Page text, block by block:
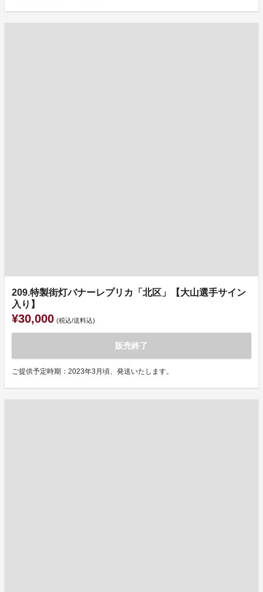
209.特製街灯バナーレプリカ「北区」【大山選手サイン
入り】
¥30,000 (税込/送料込)
販売終了
ご提供予定時期：2023年3月頃、発送いたします。